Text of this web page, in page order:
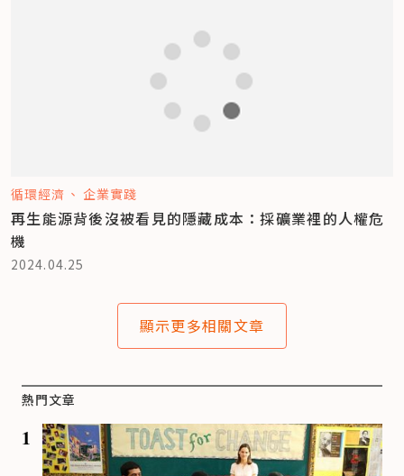
循環經濟 企業實踐
再生能源背後沒被看見的隱藏成本：採礦業裡的人權危
機
2024.04.25
顯示更多相關文章
熱門文章
1